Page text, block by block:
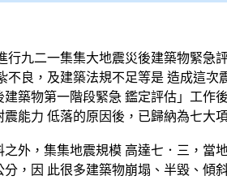
九二一集集大地震災後建築物緊急
良，及建築法規不足等是 造成這次
築物第一階段緊急 鑑定評估」工作
能力 低落的原因後，已歸納為七大
外，集集地震規模 高達七．三，當
，因 此很多建築物崩塌、半毀、傾